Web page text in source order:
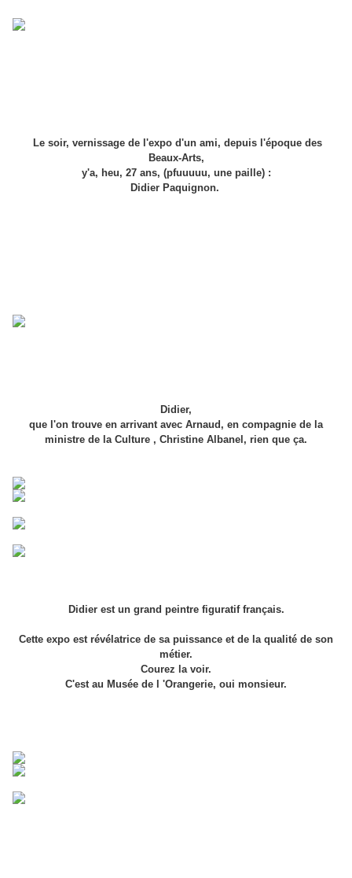
Le soir, vernissage de l'expo d'un ami, depuis l'époque des
Beaux-Arts,
y'a, heu, 27 ans, (pfuuuuu, une paille) :
Didier Paquignon.
Didier,
que l'on trouve en arrivant avec Arnaud, en compagnie de la
ministre de la Culture , Christine Albanel, rien que ça.
Didier est un grand peintre figuratif français.
Cette expo est révélatrice de sa puissance et de la qualité de son
métier.
Courez la voir.
C'est au Musée de l 'Orangerie, oui monsieur.